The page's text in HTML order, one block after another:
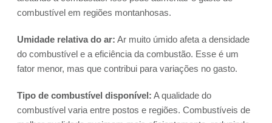
combustível em regiões montanhosas.
Umidade relativa do ar: Ar muito úmido afeta a densidade
do combustível e a eficiência da combustão. Esse é um
fator menor, mas que contribui para variações no gasto.
Tipo de combustível disponível: A qualidade do
combustível varia entre postos e regiões. Combustíveis de